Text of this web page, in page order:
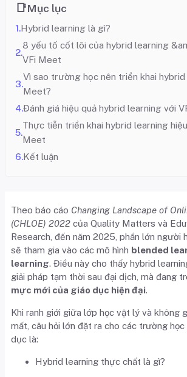
Mục lục
Hybrid learning là gì?
8 yếu tố cốt lõi của hybrid learning
VFi Meet
Vì sao trường học nên triển khai hybrid
Meet?
Đánh giá hiệu quả hybrid learning với
Thực tiễn triển khai hybrid learning
Meet
Kết luận
Theo báo cáo Changing Landscape of
(CHLOE) 2022 của Quality Matters và
Research, đến năm 2025, phần lớn người
sẽ tham gia vào các mô hình blended
learning. Điều này cho thấy hybrid
giải pháp tạm thời sau đại dịch, mà đang
mực mới của giáo dục hiện đại.
Khi ranh giới giữa lớp học vật lý và không
mất, câu hỏi lớn đặt ra cho các trường
dục là:
Hybrid learning thực chất là gì?